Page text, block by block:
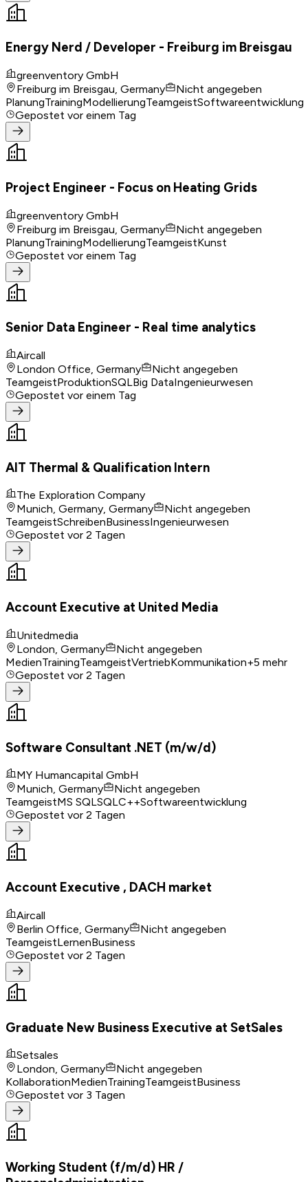
Energy Nerd / Developer - Freiburg im Breisgau
greenventory GmbH
Freiburg im Breisgau, Germany
Nicht angegeben
PlanungTrainingModellierungTeamgeistSoftwareentwicklung
Gepostet vor einem Tag
Project Engineer - Focus on Heating Grids
greenventory GmbH
Freiburg im Breisgau, Germany
Nicht angegeben
PlanungTrainingModellierungTeamgeistKunst
Gepostet vor einem Tag
Senior Data Engineer - Real time analytics
Aircall
London Office, Germany
Nicht angegeben
TeamgeistProduktionSQLBig DataIngenieurwesen
Gepostet vor einem Tag
AIT Thermal & Qualification Intern
The Exploration Company
Munich, Germany, Germany
Nicht angegeben
TeamgeistSchreibenBusinessIngenieurwesen
Gepostet vor 2 Tagen
Account Executive at United Media
Unitedmedia
London, Germany
Nicht angegeben
MedienTrainingTeamgeistVertriebKommunikation+5 mehr
Gepostet vor 2 Tagen
Software Consultant .NET (m/w/d)
MY Humancapital GmbH
Munich, Germany
Nicht angegeben
TeamgeistMS SQLSQLC++Softwareentwicklung
Gepostet vor 2 Tagen
Account Executive , DACH market
Aircall
Berlin Office, Germany
Nicht angegeben
TeamgeistLernenBusiness
Gepostet vor 2 Tagen
Graduate New Business Executive at SetSales
Setsales
London, Germany
Nicht angegeben
KollaborationMedienTrainingTeamgeistBusiness
Gepostet vor 3 Tagen
Working Student (f/m/d) HR /